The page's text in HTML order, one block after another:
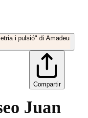
Compartir
Juan